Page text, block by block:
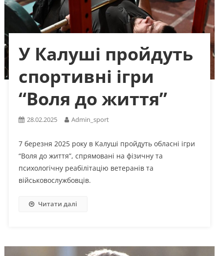
У Калуші пройдуть
спортивні ігри
“Воля до життя”
28.02.2025 Admin_sport
7 березня 2025 року в Калуші пройдуть обласні ігри
“Воля до життя”, спрямовані на фізичну та
психологічну реабілітацію ветеранів та
військовослужбовців.
Читати далі